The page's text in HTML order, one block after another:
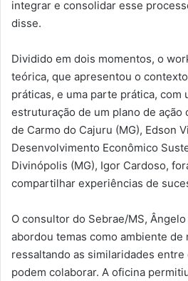
integrar e consolidar esse
disse.
Dividido em dois momentos, o
teórica, que apresentou o
práticas, e uma parte prática, com
estruturação de um plano de
de Carmo do Cajuru (MG), Edson
Desenvolvimento Econômico
Divinópolis (MG), Igor Cardoso,
compartilhar experiências de
O consultor do Sebrae/MS,
abordou temas como ambiente de
ressaltando as similaridades
podem colaborar. A oficina